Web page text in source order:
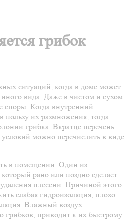
грибок
ситуаций, когда в доме может
иного вида. Даже в чистом и сухом
споры. Когда внутренний
пользу их размножения, тогда
грибка. Вкратце перечень
можно перечислить в виде
в помещении. Один из
рано или поздно сделает
плесени. Причиной этого
слабая гидроизоляция, плохо
Влажный воздух
грибков, приводит к их быстрому